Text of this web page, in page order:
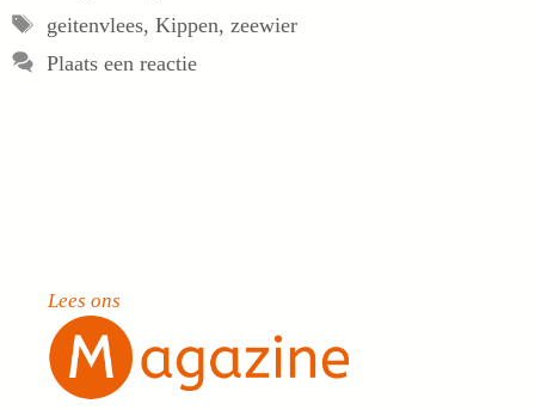
Tags
geitenvlees, Kippen, zeewier
Plaats een reactie
Lees ons